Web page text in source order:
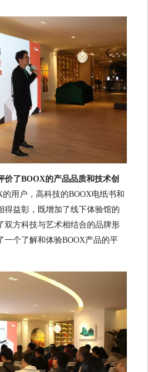
价了BOOX的产品品质和技术创
用户，高科技的BOOX电纸书和
得益彰，既增加了线下体验馆的
双方科技与艺术相结合的品牌形
一个了解和体验BOOX产品的平